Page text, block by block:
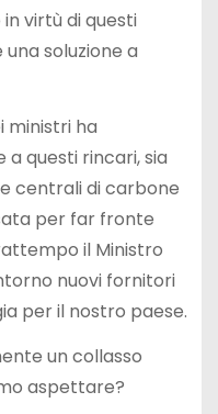
virtù di questi
soluzione a
ministri ha
questi rincari, sia
centrali di carbone
per far fronte
il Ministro
nuovi fornitori
per il nostro paese.
un collasso
aspettare?